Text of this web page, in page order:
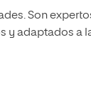
Son
y adaptados a